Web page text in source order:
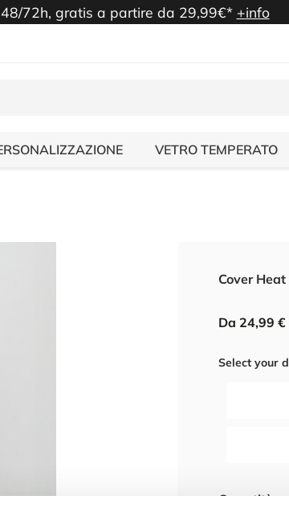
72h, gratis a partire da 29,99€* +info
VETRO TEMPERATO
Cover
Da 24,99 €
Select your
Quantità